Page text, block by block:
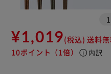
1
¥1,019(税込) 送料
10ポイント （1倍） info 内訳